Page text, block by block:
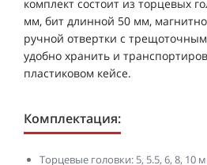
комплект состоит из торцевых
мм, бит длинной 50 мм,
ручной отвертки с
удобно хранить и
пластиковом кейсе.
Комплектация:
Торцевые головки: 5, 5.5, 6, 8, 10